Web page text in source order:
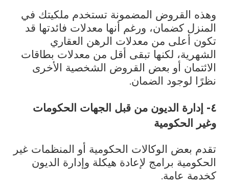
وهذه القروض المضمونة تستخدم ملكيتك في
المنزل كضمان، ورغم أنها معدلات فائدتها قد
تكون أعلى من معدلات الرهن العقاري
الشهرية، لكنها تبقى أقل من معدلات بطاقات
الائتمان أو بعض القروض الشخصية الأخرى
نظرًا لوجود الضمان.
٤- إدارة الديون من قبل الجهات الحكومات
وغير الحكومية
تقدم بعض الوكالات الحكومية أو المنظمات غير
الحكومية برامج لإعادة هيكلة وإدارة الديون
كخدمة عامة.